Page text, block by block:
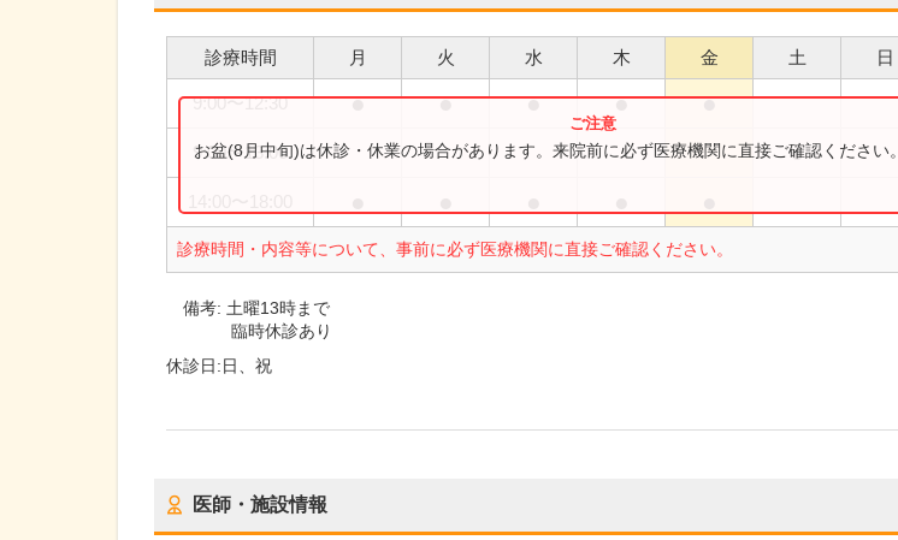
診療時間 月 火 水 木 金 土 日
9:00〜12:30 ● ● ● ● ●
9:00〜13:00 ●
診療時間・内容等について、事前に必ず医療機関に直接ご確認ください。
お盆(8月中旬)は休診・休業の場合があります。来院前に必ず医療機関に直接ご確認ください。
備考: 土曜13時まで
臨時休診あり
休診日:日、祝
医師・施設情報